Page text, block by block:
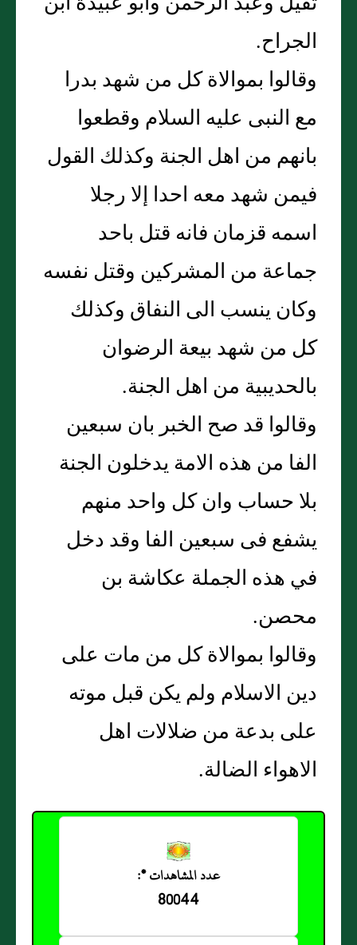
الجراح.
وقالوا بموالاة كل من شهد بدرا
مع النبى عليه السلام وقطعوا
بانهم من اهل الجنة وكذلك القول
فيمن شهد معه احدا إلا رجلا
اسمه قزمان فانه قتل باحد
جماعة من المشركين وقتل نفسه
وكان ينسب الى النفاق وكذلك
كل من شهد بيعة الرضوان
بالحديبية من اهل الجنة.
وقالوا قد صح الخبر بان سبعين
الفا من هذه الامة يدخلون الجنة
بلا حساب وان كل واحد منهم
يشفع فى سبعين الفا وقد دخل
في هذه الجملة عكاشة بن
محصن.
وقالوا بموالاة كل من مات على
دين الاسلام ولم يكن قبل موته
على بدعة من ضلالات اهل
الاهواء الضالة.
عدد المشاهدات *:
80044